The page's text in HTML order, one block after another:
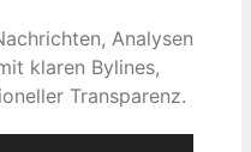
Analysen
klaren Bylines,
Transparenz.